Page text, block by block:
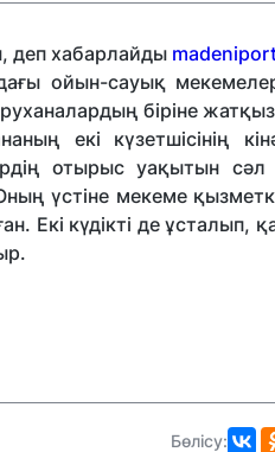
деп хабарлайды
ойын-сауық
біріне
екі күзетшісінің
отырыс уақытын
үстіне мекеме
Екі күдікті де ұсталып,
Бөлісу: